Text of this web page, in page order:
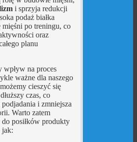
i sprzyja redukcji
podaż białka
mięśni po treningu, co
oraz
planu
na proces
ważne dla naszego
cieszyć się
czas, co
i zmniejsza
Warto zatem
posiłków produkty
jak: